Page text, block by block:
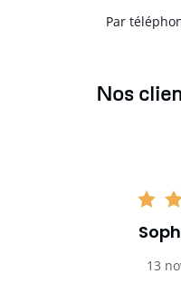
Par
Nos
13